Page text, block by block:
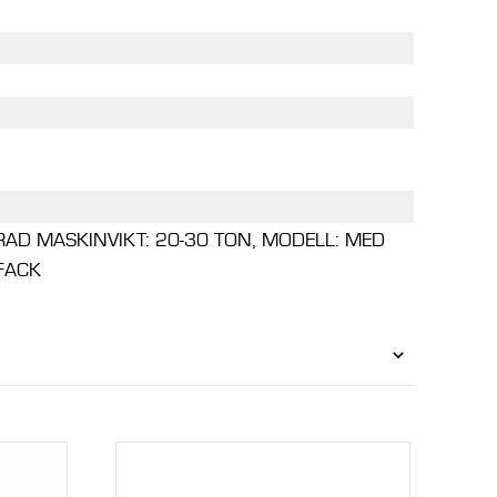
MASKINVIKT: 20-30 TON, MODELL: MED